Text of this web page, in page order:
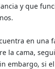
y que
en una
la cama,
embargo, si